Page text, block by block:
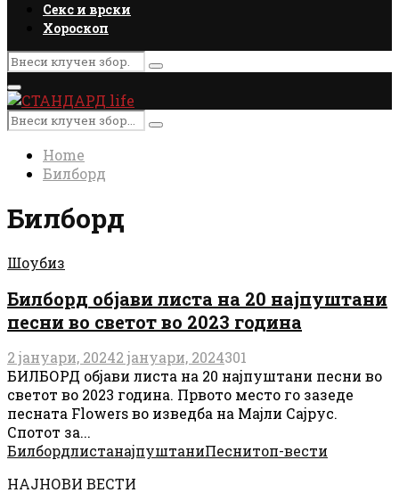
Секс и врски
Хороскоп
Search
for:
Search
Primary
Menu
Search
for:
Search
Home
Билборд
Билборд
Шоубиз
Билборд објави листа на 20 најпуштани
песни во светот во 2023 година
2 јануари, 20242 јануари, 2024301
БИЛБОРД објави листа на 20 најпуштани песни во
светот во 2023 година. Првото место го зазеде
песната Flowers во изведба на Мајли Сајрус.
Спотот за...
БилбордлистанајпуштаниПеснитоп-вести
НАЈНОВИ ВЕСТИ